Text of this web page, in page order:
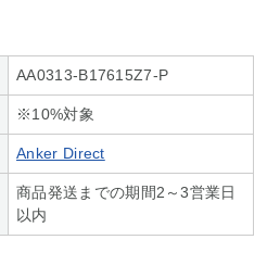
AA0313-B17615Z7-P
※10%対象
Anker Direct
商品発送までの期間2～3営業日
以内